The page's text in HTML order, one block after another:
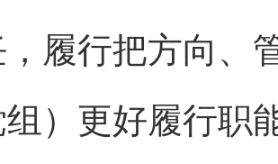
履行把方向、
）更好履行职